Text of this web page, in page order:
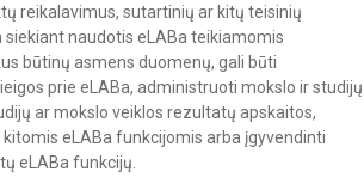
reikalavimus, sutartinių ar kitų teisinių
naudotis eLABa teikiamomis
būtinų asmens duomenų, gali būti
prie eLABa, administruoti mokslo ir studijų
ar mokslo veiklos rezultatų apskaitos,
eLABa funkcijomis arba įgyvendinti
eLABa funkcijų.